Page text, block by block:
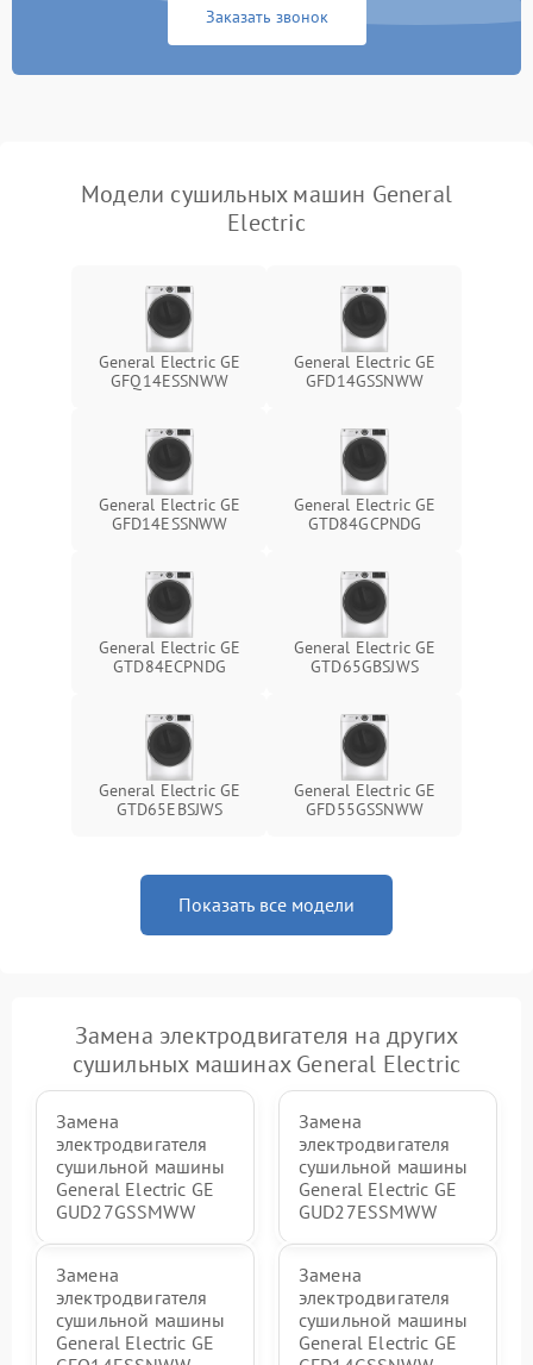
1500 ₽ Подробнее →
Заказать звонок
Модели сушильных машин General
Electric
General Electric GE
GFQ14ESSNWW
General Electric GE
GFD14GSSNWW
General Electric GE
GFD14ESSNWW
General Electric GE
GTD84GCPNDG
General Electric GE
GTD84ECPNDG
General Electric GE
GTD65GBSJWS
General Electric GE
GTD65EBSJWS
General Electric GE
GFD55GSSNWW
Показать все модели
Замена электродвигателя на других
сушильных машинах General Electric
Замена
электродвигателя
сушильной машины
General Electric GE
GUD27GSSMWW
Замена
электродвигателя
сушильной машины
General Electric GE
GUD27ESSMWW
Замена
электродвигателя
сушильной машины
General Electric GE
Замена
электродвигателя
сушильной машины
General Electric GE